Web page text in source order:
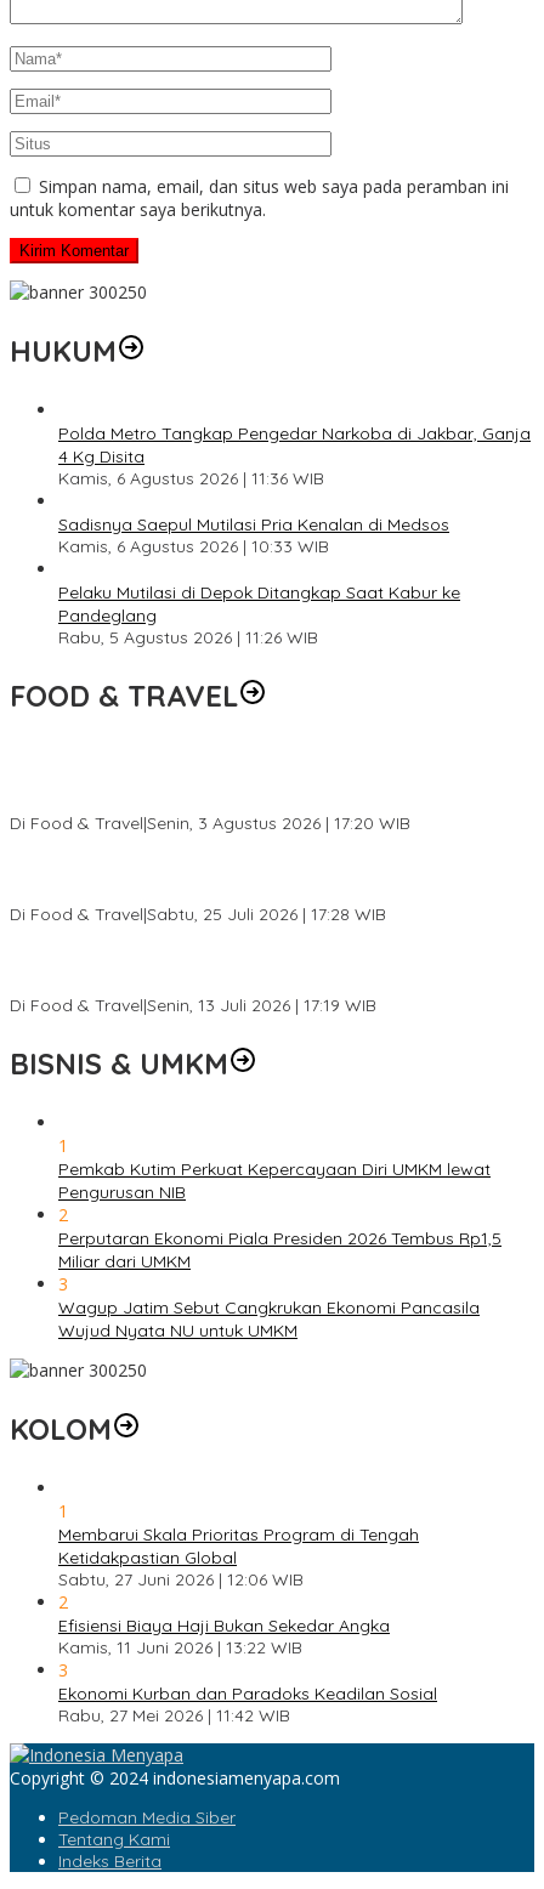
Simpan nama, email, dan situs web saya pada peramban ini
untuk komentar saya berikutnya.
HUKUM
Polda Metro Tangkap Pengedar Narkoba di Jakbar, Ganja
4 Kg Disita
Kamis, 6 Agustus 2026 | 11:36 WIB
Sadisnya Saepul Mutilasi Pria Kenalan di Medsos
Kamis, 6 Agustus 2026 | 10:33 WIB
Pelaku Mutilasi di Depok Ditangkap Saat Kabur ke
Pandeglang
Rabu, 5 Agustus 2026 | 11:26 WIB
FOOD & TRAVEL
Di Food & Travel|Senin, 3 Agustus 2026 | 17:20 WIB
Di Food & Travel|Sabtu, 25 Juli 2026 | 17:28 WIB
Di Food & Travel|Senin, 13 Juli 2026 | 17:19 WIB
BISNIS & UMKM
1
Pemkab Kutim Perkuat Kepercayaan Diri UMKM lewat
Pengurusan NIB
2
Perputaran Ekonomi Piala Presiden 2026 Tembus Rp1,5
Miliar dari UMKM
3
Wagup Jatim Sebut Cangkrukan Ekonomi Pancasila
Wujud Nyata NU untuk UMKM
KOLOM
1
Membarui Skala Prioritas Program di Tengah
Ketidakpastian Global
Sabtu, 27 Juni 2026 | 12:06 WIB
2
Efisiensi Biaya Haji Bukan Sekedar Angka
Kamis, 11 Juni 2026 | 13:22 WIB
3
Ekonomi Kurban dan Paradoks Keadilan Sosial
Rabu, 27 Mei 2026 | 11:42 WIB
Copyright © 2024 indonesiamenyapa.com
Pedoman Media Siber
Tentang Kami
Indeks Berita